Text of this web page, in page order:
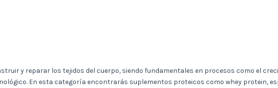
y reparar los tejidos del cuerpo, siendo fundamentales en procesos como el
En esta categoría encontrarás suplementos proteicos como whey protein,